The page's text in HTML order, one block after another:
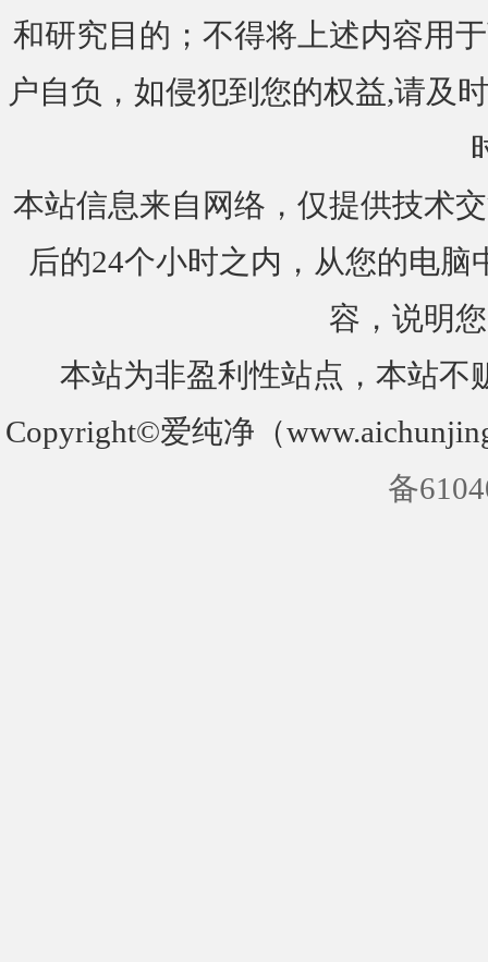
和研究目的；不得将上述内容用
户自负，如侵犯到您的权益,请及
本站信息来自网络，仅提供技术
后的24个小时之内，从您的电
容，说明
本站为非盈利性站点，本站不
Copyright©爱纯净（
备